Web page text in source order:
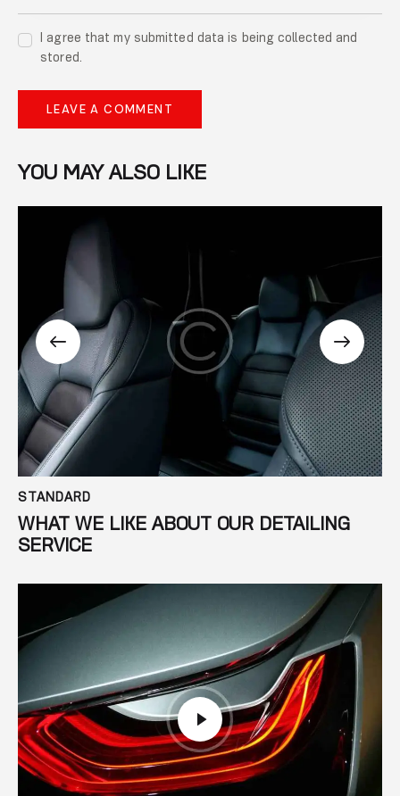
I agree that my submitted data is being collected and
stored.
YOU MAY ALSO LIKE
STANDARD
WHAT WE LIKE ABOUT OUR DETAILING
SERVICE